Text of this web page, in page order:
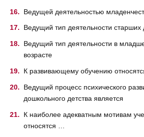
Ведущей деятельностью
Ведущий тип деятельности старших
Ведущий тип деятельности в
возрасте
К развивающему обучению
Ведущий процесс психического
дошкольного детства является
К наиболее адекватным мотивам
относятся …